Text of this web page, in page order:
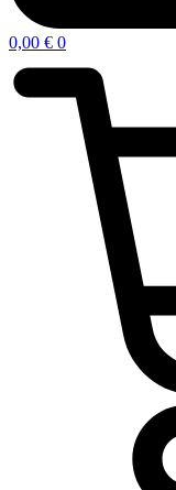
0,00 € 0